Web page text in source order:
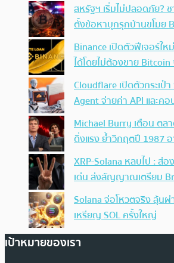
สหรัฐฯ เริ่มไม่ปลอดภัย?
ตั้งข้อหาบุกรุกบ้านขโมย
Binance เปิดตัวฟีเจอร์ใ
ได้โดยไม่ต้องขาย
Cloudflare เปิดตัวกระเป๋
Agent จ่ายค่า API และคอ
Michael Burry เตือน ตล
ดิ่งแรง ย้ำวิกฤตปี 1987
XRP-Solana หลบไป : ส่
เด่น ส่งสัญญาณเตรียม
Solana จ่อโหวตจริง ลุ้น
เหรียญ SOL ครั้งใหญ่
เป้าหมายของเรา